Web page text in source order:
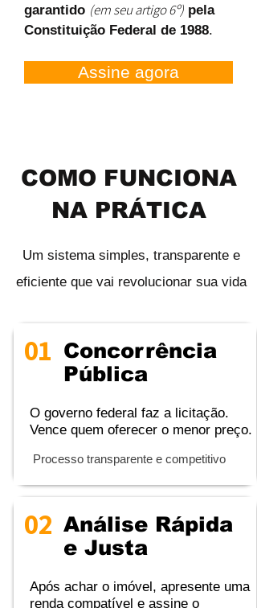
garantido (em seu artigo 6º) pela
Constituição Federal de 1988.​
Assine agora
COMO FUNCIONA
NA PRÁTICA
Um sistema simples, transparente e
eficiente que vai revolucionar sua vida
01 Concorrência
Pública
O governo federal faz a licitação.
Vence quem oferecer o menor preço.
Processo transparente e competitivo
02 Análise Rápida
e Justa
Após achar o imóvel, apresente uma
renda compatível e assine o